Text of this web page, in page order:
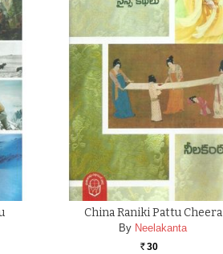
China Raniki Pattu Cheera
By Neelakanta
Rs. 30